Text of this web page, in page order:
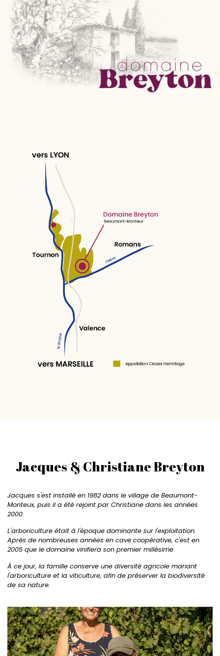
Jacques & Christiane Breyton
Jacques s'est installé en 1982 dans le village de Beaumont-
Monteux, puis il a été rejoint par Christiane dans les années
2000.
L'arboriculture était à l'époque dominante sur l'exploitation.
Après de nombreuses années en cave coopérative, c'est en
2005 que le domaine vinifiera son premier millésime.
À ce jour, la famille conserve une diversité agricole mariant
l'arboriculture et la viticulture, afin de préserver la biodiversité
de sa nature.